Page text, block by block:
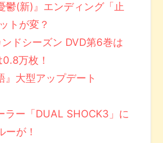
鬱(新)』エンディング「止
トが変？
ドシーズン DVD第6巻は
万枚！
』大型アップデート
ラー「DUAL SHOCK3」に
ーが！